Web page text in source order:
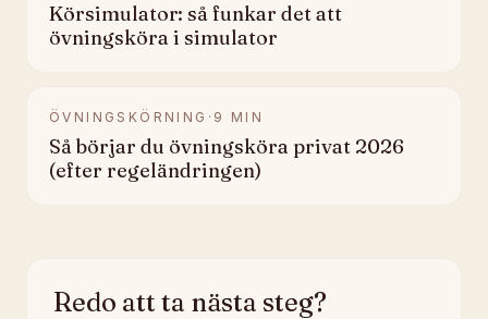
Körsimulator: så funkar det att
övningsköra i simulator
ÖVNINGSKÖRNING · 9 MIN
Så börjar du övningsköra privat 2026
(efter regeländringen)
Redo att ta nästa steg?